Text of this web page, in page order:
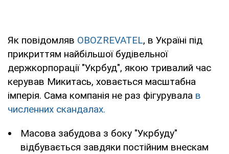
Як повідомляв OBOZREVATEL, в Україні під
прикриттям найбільшої будівельної
держкорпорації "Укрбуд", якою тривалий час
керував Микитась, ховається масштабна
імперія. Сама компанія не раз фігурувала в
численних скандалах.
Масова забудова з боку "Укрбуду"
відбувається завдяки постійним внескам